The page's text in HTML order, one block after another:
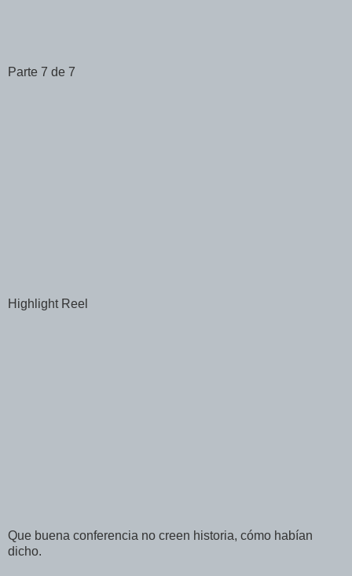
Parte 7 de 7
Highlight Reel
Que buena conferencia no creen historia, cómo habían
dicho.